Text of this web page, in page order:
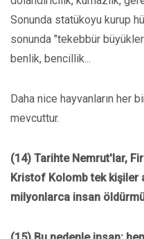
Sonunda statükoyu kurup
sonunda "tekebbür
benlik, bencillik...
Daha nice hayvanların her
mevcuttur.
(14) Tarihte Nemrut'lar,
Kristof Kolomb tek kişiler
milyonlarca insan